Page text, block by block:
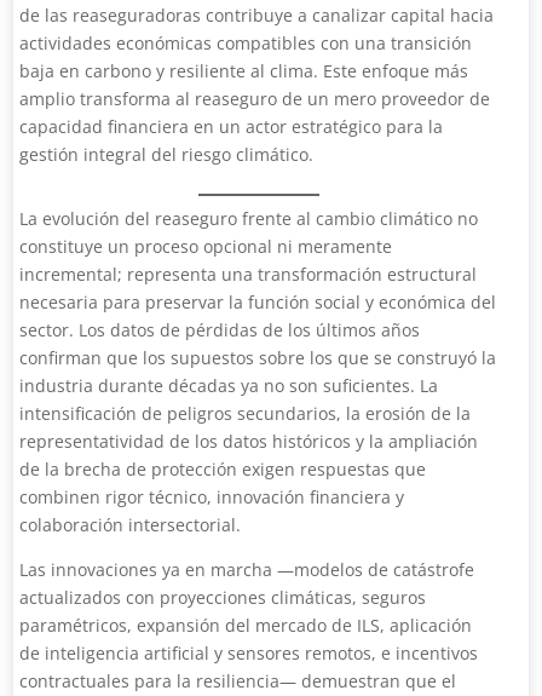
de las reaseguradoras contribuye a canalizar capital hacia
actividades económicas compatibles con una transición
baja en carbono y resiliente al clima. Este enfoque más
amplio transforma al reaseguro de un mero proveedor de
capacidad financiera en un actor estratégico para la
gestión integral del riesgo climático.
La evolución del reaseguro frente al cambio climático no
constituye un proceso opcional ni meramente
incremental; representa una transformación estructural
necesaria para preservar la función social y económica del
sector. Los datos de pérdidas de los últimos años
confirman que los supuestos sobre los que se construyó la
industria durante décadas ya no son suficientes. La
intensificación de peligros secundarios, la erosión de la
representatividad de los datos históricos y la ampliación
de la brecha de protección exigen respuestas que
combinen rigor técnico, innovación financiera y
colaboración intersectorial.
Las innovaciones ya en marcha —modelos de catástrofe
actualizados con proyecciones climáticas, seguros
paramétricos, expansión del mercado de ILS, aplicación
de inteligencia artificial y sensores remotos, e incentivos
contractuales para la resiliencia— demuestran que el